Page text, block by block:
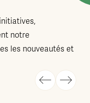
notre
les nouveautés et